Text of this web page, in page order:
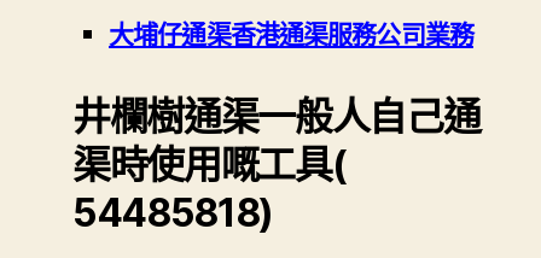
大埔仔通渠香港通渠服務公司業務
井欄樹通渠一般人自己通
渠時使用嘅工具(
54485818)